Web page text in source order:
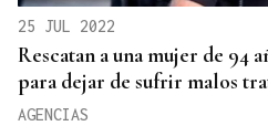
25 JUL 2022
Rescatan a una mujer de 94
para dejar de sufrir malos
AGENCIAS